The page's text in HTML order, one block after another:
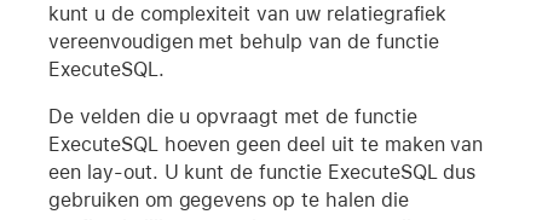
kunt u de complexiteit van uw relatiegrafiek
vereenvoudigen met behulp van de functie
ExecuteSQL.
De velden die u opvraagt met de functie
ExecuteSQL hoeven geen deel uit te maken van
een lay-out. U kunt de functie ExecuteSQL dus
gebruiken om gegevens op te halen die